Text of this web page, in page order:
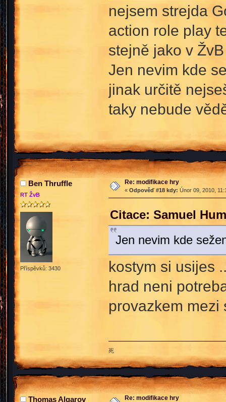
nejsem strejda
action role play
stejně jako v
Jen nevim kde
jinak určitě
taky nebude
Ben Thruffle
RT ŽvB
Příspěvků: 3430
Re: modifikace hry
« Odpověď #18 kdy: Únor 09, 2010,
Citace: Samuel
Jen nevim kde
kostym si usijes
hrad neni
provazkem
死
Thomas Algarov Re: modifikace hry